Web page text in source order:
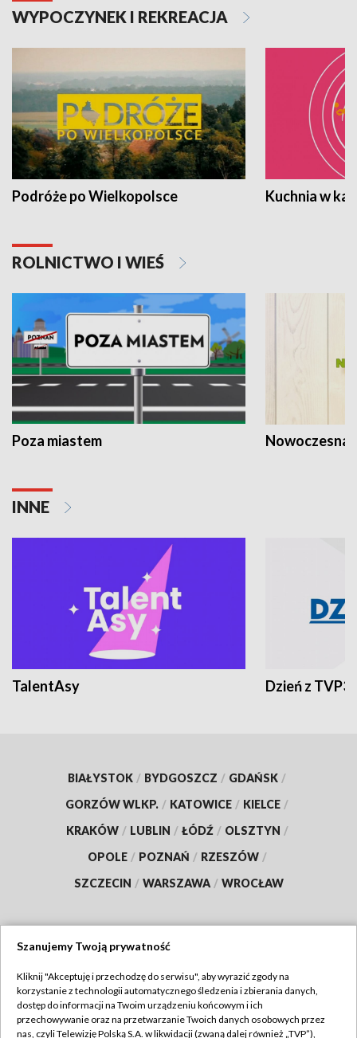
WYPOCZYNEK I REKREACJA
Podróże po Wielkopolsce Kuchnia w
ROLNICTWO I WIEŚ
Poza miastem Nowoczesna
INNE
TalentAsy Dzień z TVP3
BIAŁYSTOK / BYDGOSZCZ / GDAŃSK /
GORZÓW WLKP. / KATOWICE / KIELCE /
KRAKÓW / LUBLIN / ŁÓDŹ / OLSZTYN /
OPOLE / POZNAŃ / RZESZÓW /
SZCZECIN / WARSZAWA / WROCŁAW
TVP
Abonament TVP
Regulamin TVP
Szanujemy Twoją prywatność
Kliknij "Akceptuję i przechodzę do serwisu", aby wyrazić zgody na
korzystanie z technologii automatycznego śledzenia i zbierania danych,
dostęp do informacji na Twoim urządzeniu końcowym i ich
przechowywanie oraz na przetwarzanie Twoich danych osobowych przez
nas, czyli Telewizję Polską S.A. w likwidacji (zwaną dalej również „TVP”),